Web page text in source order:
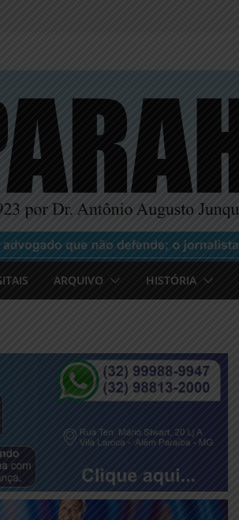
ARQUIVO HISTÓRIA